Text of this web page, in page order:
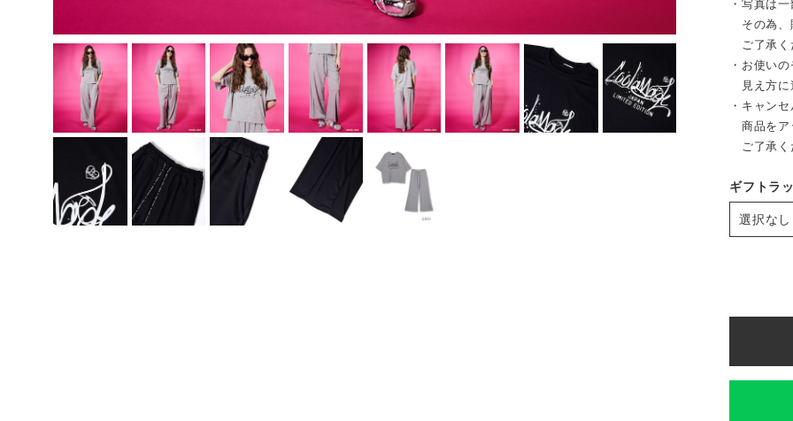
・写真は
その為、
ご了承く
・お使い
見え方に
・キャン
商品をア
ご了承く
ギフトラ